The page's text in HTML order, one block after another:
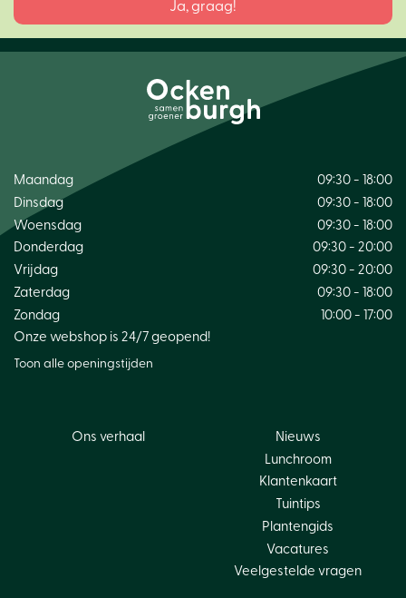
Maandag
09:30 - 18:00
Dinsdag
09:30 - 18:00
Woensdag
09:30 - 18:00
Donderdag
09:30 - 20:00
Vrijdag
09:30 - 20:00
Zaterdag
09:30 - 18:00
Zondag
10:00 - 17:00
Onze webshop is 24/7 geopend!
Toon alle openingstijden
Ons verhaal
Nieuws
Lunchroom
Klantenkaart
Tuintips
Plantengids
Vacatures
Veelgestelde vragen